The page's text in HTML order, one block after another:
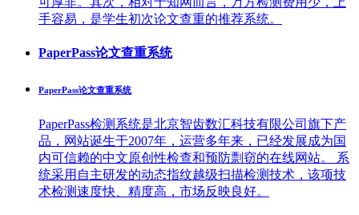
手容易，是学生初次论文查重的推荐系统。
PaperPass论文查重系统
PaperPass论文查重系统
PaperPass检测系统是北京智齿数汇科技有限公司旗下产
品，网站诞生于2007年，运营多年来，已经发展成为国
内可信赖的中文原创性检查和预防剽窃的在线网站。 系
统采用自主研发的动态指纹越级扫描检测技术，该项技
术检测速度快、精度高，市场反映良好。